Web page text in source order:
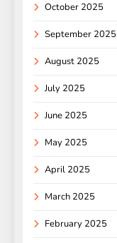
October 2025
September 2025
August 2025
July 2025
June 2025
May 2025
April 2025
March 2025
February 2025